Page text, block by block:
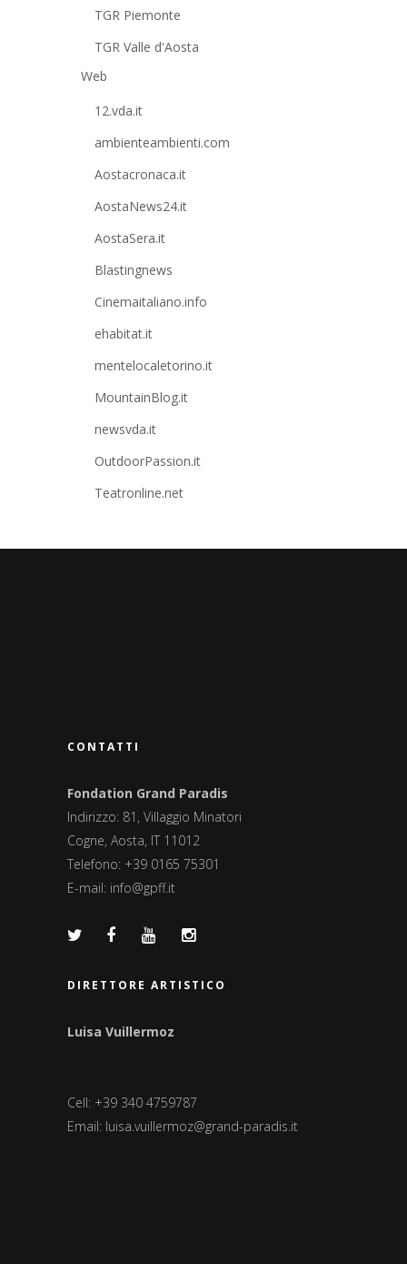
TGR Piemonte
TGR Valle d'Aosta
Web
12.vda.it
ambienteambienti.com
Aostacronaca.it
AostaNews24.it
AostaSera.it
Blastingnews
Cinemaitaliano.info
ehabitat.it
mentelocaletorino.it
MountainBlog.it
newsvda.it
OutdoorPassion.it
Teatronline.net
CONTATTI
Fondation Grand Paradis
Indirizzo: 81, Villaggio Minatori
Cogne, Aosta, IT 11012
Telefono: +39 0165 75301
E-mail: info@gpff.it
DIRETTORE ARTISTICO
Luisa Vuillermoz
Cell: +39 340 4759787
Email: luisa.vuillermoz@grand-paradis.it